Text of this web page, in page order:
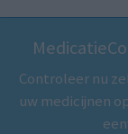
Controleer nu
uw medicijnen